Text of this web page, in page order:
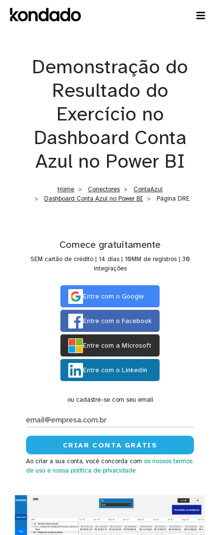
Demonstração do
Resultado do
Exercício no
Dashboard Conta
Azul no Power BI
Home Conectores
ContaAzul
Dashboard Conta Azul no Power BI
Página DRE
Comece gratuitamente
SEM cartão de crédito | 14 dias | 10MM de registros | 30
integrações
Entre com o Google
Entre com o Facebook
Entre com a Microsoft
Entre com o Linkedin
ou cadastre-se com seu email
Ao criar a sua conta, você concorda com os nossos termos
de uso e nossa política de privacidade